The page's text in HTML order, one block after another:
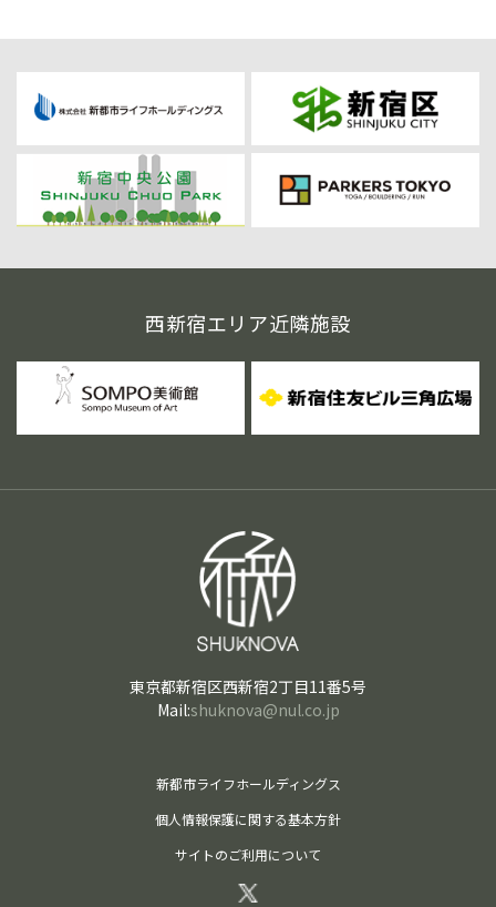
西新宿エリア近隣施設
東京都新宿区西新宿2丁目11番5号
Mail:shuknova@nul.co.jp
新都市ライフホールディングス
個人情報保護に関する基本方針
サイトのご利用について